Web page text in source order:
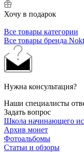
Хочу в подарок
Все товары категории
Все товары бренда
Нужна консультация?
Наши специалисты
Задать вопрос
Школа начинающего
Архив монет
Фотоальбомы
Статьи и обзоры